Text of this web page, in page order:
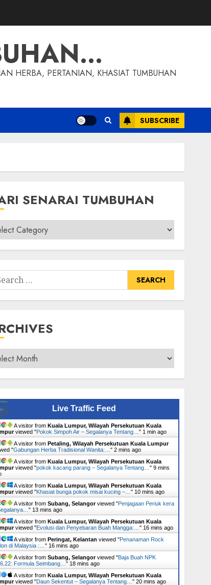
HERBA, PERTANIAN, KHASIAT TUMBUHAN
SUBSCRIBE
SENARAI TUMBUHAN
Live Traffic Feed
A visitor from Kuala Lumpur, Wilayah Persekutuan Kuala
viewed "Pokok Simpoh Air – Segalanya Tentang… " 1 min ago
A visitor from Petaling, Wilayah Persekutuan Kuala Lumpur
"Gabungan Herba Tradisional Wanita:… " 2 mins ago
A visitor from Kuala Lumpur, Wilayah Persekutuan Kuala
viewed "pokok kacang parang – Segalanya Tentang… " 9 mins
A visitor from Kuala Lumpur, Wilayah Persekutuan Kuala
viewed "Khasiat bunga pokok misai kucing –… " 10 mins ago
A visitor from Subang, Selangorviewed "Penjagaan Periuk kera
" 13 mins ago
A visitor from Kuala Lumpur, Wilayah Persekutuan Kuala
viewed "Evolusi dan Penyebaran Buah Mangga:… " 16 mins ago
A visitor from Peringat, Kelantan viewed "Penanaman Rock
di Malaysia :… " 16 mins ago
A visitor from Subang, Selangorviewed "Baja Buah NPK
Formula Seimbang… " 18 mins ago
A visitor from Kuala Lumpur, Wilayah Persekutuan Kuala
viewed "Daun Sekentut – Segalanya Tentang… " 20 mins ago